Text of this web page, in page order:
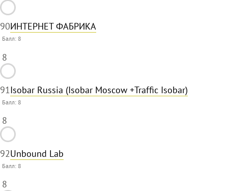
90ИНТЕРНЕТ ФАБРИКА
Балл: 8
8
91Isobar Russia (Isobar Moscow +Traffic Isobar)
Балл: 8
8
92Unbound Lab
Балл: 8
8